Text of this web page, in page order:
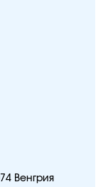
Венгрия